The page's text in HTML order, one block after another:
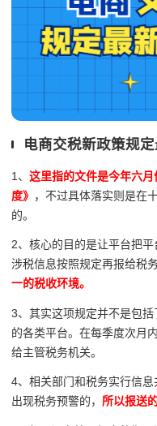
电商交税新政策规定
1、 这里指的文件是今年六
度》 ，不过具体落实则是在
的。
2、核心的目的是让平台把
涉税信息按照规定再报给税务
一的税收环境。
3、其实这项规定并不是包
的各类平台。在每季度次月
给主管税务机关。
4、相关部门和税务实行信
出现税务预警的， 所以报送